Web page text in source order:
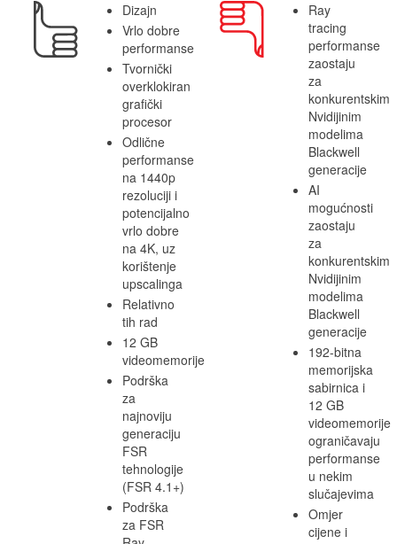
Dizajn
Vrlo dobre
performanse
Tvornički
overklokiran
grafički
procesor
Odlične
performanse
na 1440p
rezoluciji i
potencijalno
vrlo dobre
na 4K, uz
korištenje
upscalinga
Relativno
tih rad
12 GB
videomemorije
Podrška
za
najnoviju
generaciju
FSR
tehnologije
(FSR 4.1+)
Podrška
za FSR
Ray
tracing
performanse
zaostaju
za
konkurentskim
Nvidijinim
modelima
Blackwell
generacije
AI
mogućnosti
zaostaju
za
konkurentskim
Nvidijinim
modelima
Blackwell
generacije
192-bitna
memorijska
sabirnica i
12 GB
videomemorije
ograničavaju
performanse
u nekim
slučajevima
Omjer
cijene i